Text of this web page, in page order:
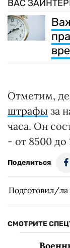
ВАС
Отметим,
штрафы за
часа. Он
- от 8500 до
Поделиться
Подготовил/
СМОТРИТЕ